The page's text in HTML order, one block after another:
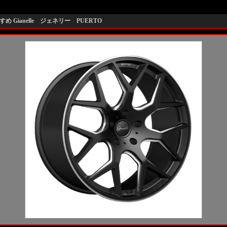
め Gianelle ジェネリー PUERTO